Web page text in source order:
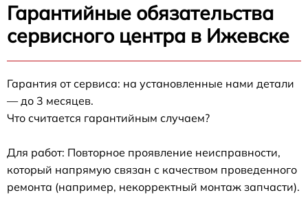
Гарантийные обязательства
сервисного центра в Ижевске
Гарантия от сервиса: на установленные нами детали
— до 3 месяцев.
Что считается гарантийным случаем?
Для работ: Повторное проявление неисправности,
который напрямую связан с качеством проведенного
ремонта (например, некорректный монтаж запчасти).